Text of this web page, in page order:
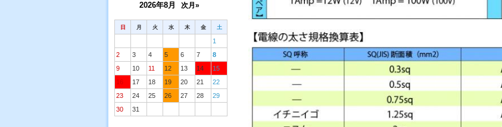
2026年8月 次月»
日 月 火 水 木 金 土
1
2
3 4 5 6 7
8
9
10 11 12 13 14
15
16
17 18 19 20 21
22
23
24 25 26 27 28
29
30
31